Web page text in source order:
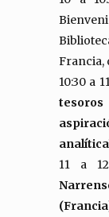
Francia,
10:30 a
tesoros
11 a